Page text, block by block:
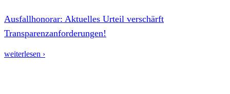
Ausfallhonorar: Aktuelles Urteil verschärft
Transparenzanforderungen!
weiterlesen ›